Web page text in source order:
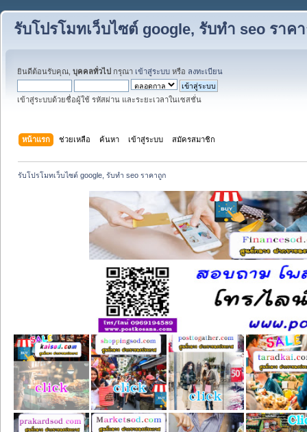
รับโปรโมทเว็บไซต์ google, รับทำ seo ราค
ยินดีต้อนรับคุณ, บุคคลทั่วไป กรุณา เข้าสู่ระบบ หรือ ลงทะเบียน
เข้าสู่ระบบด้วยชื่อผู้ใช้ รหัสผ่าน และระยะเวลาในเซสชั่น
หน้าแรก ช่วยเหลือ ค้นหา เข้าสู่ระบบ สมัครสมาชิก
รับโปรโมทเว็บไซต์ google, รับทำ seo ราคาถูก